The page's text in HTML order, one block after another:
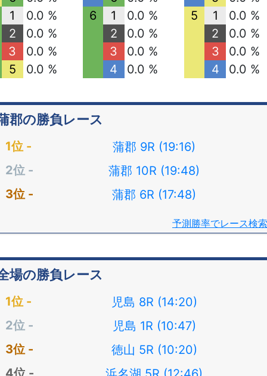
1
0.0 %
2
0.0 %
3
0.0 %
5
0.0 %
6
1
0.0 %
2
0.0 %
3
0.0 %
4
0.0 %
5
1
0.0 %
2
0.0 %
3
0.0 %
4
0.0 %
郡の勝負レース
蒲郡 9R (19:16)
蒲郡 10R (19:48)
蒲郡 6R (17:48)
予測勝率でレース検索
場の勝負レース
児島 8R (14:20)
児島 1R (10:47)
徳山 5R (10:20)